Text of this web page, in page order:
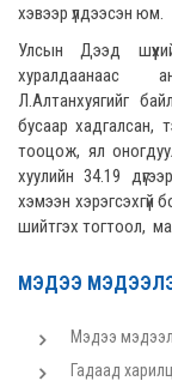
хэвээр үлдээсэн юм.
Улсын Дээд
хуралдаанаас
Л.Алтанхуягийг
бусаар хадгалсан,
тооцож, ял
хуулийн 34.19
хэмээн хэрэгсэхгүй
шийтгэх тогтоол,
МЭДЭЭ
Мэдээ
Гадаад